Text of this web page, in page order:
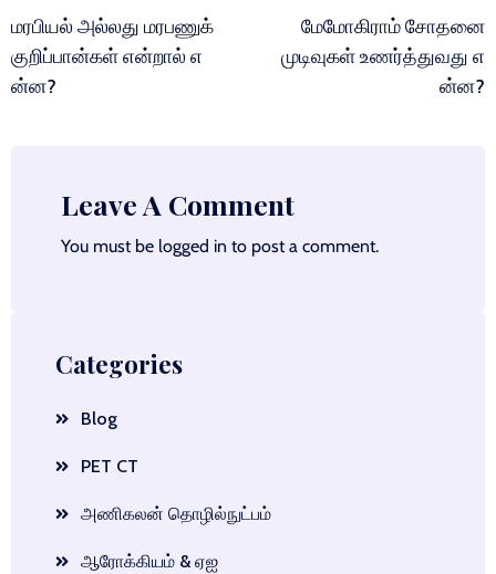
navigation
மரபியல் அல்லது மரபணுக்
குறிப்பான்கள் என்றால் எ
ன்ன?
மேமோகிராம் சோதனை
முடிவுகள் உணர்த்துவது எ
ன்ன?
Leave A Comment
You must be logged in to post a comment.
Categories
Blog
PET CT
அணிகலன் தொழில்நுட்பம்
ஆரோக்கியம் & ஏஐ